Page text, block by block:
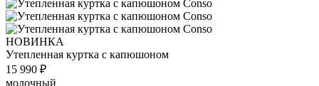
НОВИНКА
Утепленная куртка с капюшоном
15 990 ₽
молочный